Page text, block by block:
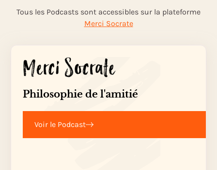
Tous les Podcasts sont accessibles sur la plateforme
Merci Socrate
Philosophie de l'amitié
Voir le Podcast